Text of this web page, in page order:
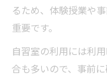
るため、体験授業や
重要です。
自習室の利用には利
合も多いので、事前